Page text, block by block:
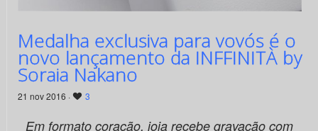
Medalha exclusiva para vovós é o
novo lançamento da INFFINITÀ by
Soraia Nakano
21 nov 2016 · 3
Em formato coração, joia recebe gravação com